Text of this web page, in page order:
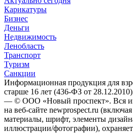
Карикатуры
Бизнес
Деньги
Недвижимость
Ленобласть
Транспорт
Туризм
Санкции
Информационная продукция для
старше 16 лет (436-ФЗ от
— © ООО «Новый проспект». Вся
на веб-сайте newprospect.ru
материалы, шрифт, элементы
иллюстрации/фотографии),